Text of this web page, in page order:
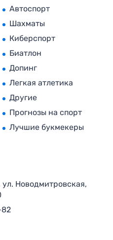
Автоспорт
Шахматы
Киберспорт
Биатлон
Допинг
Легкая атлетика
Другие
Прогнозы на спорт
Лучшие букмекеры
ул. Новодмитровская,
82